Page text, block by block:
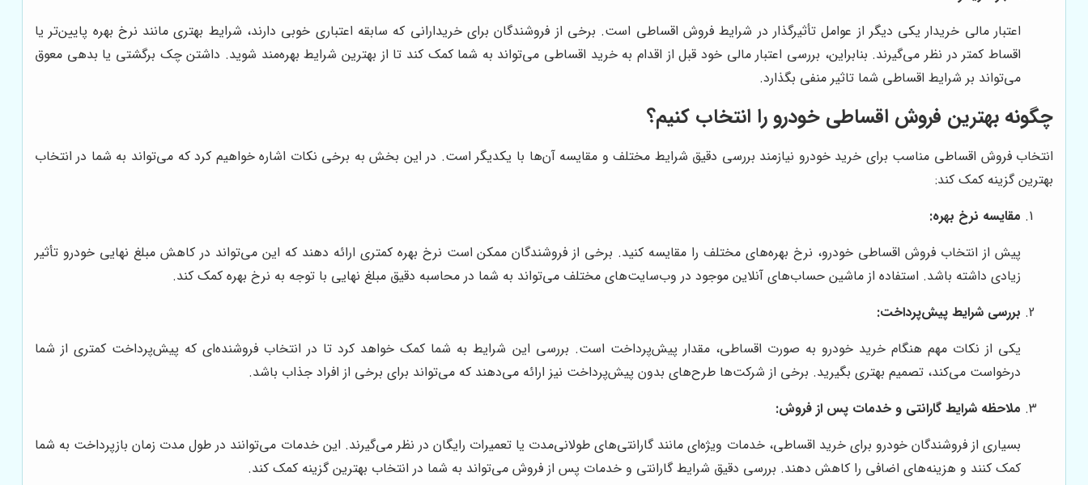
اعتبار مالی خریدار یکی دیگر از عوامل تأثیرگذار در شرایط فروش اقساطی است. برخی از فروشندگان برای خریدارانی که سابقه اعتباری خوبی دارند، شرایط بهتری مانند نرخ بهره پایین‌تر یا
اقساط کمتر در نظر می‌گیرند. بنابراین، بررسی اعتبار مالی خود قبل از اقدام به خرید اقساطی می‌تواند به شما کمک کند تا از بهترین شرایط بهره‌مند شوید. داشتن چک برگشتی یا بدهی معوق
می‌تواند بر شرایط اقساطی شما تاثیر منفی بگذارد.
چگونه بهترین فروش اقساطی خودرو را انتخاب کنیم؟
انتخاب فروش اقساطی مناسب برای خرید خودرو نیازمند بررسی دقیق شرایط مختلف و مقایسه آن‌ها با یکدیگر است. در این بخش به برخی نکات اشاره خواهیم کرد که می‌تواند به شما در انتخاب
بهترین گزینه کمک کند:
مقایسه نرخ بهره:
پیش از انتخاب فروش اقساطی خودرو، نرخ بهره‌های مختلف را مقایسه کنید. برخی از فروشندگان ممکن است نرخ بهره کمتری ارائه دهند که این می‌تواند در کاهش مبلغ نهایی خودرو تأثیر
زیادی داشته باشد. استفاده از ماشین حساب‌های آنلاین موجود در وب‌سایت‌های مختلف می‌تواند به شما در محاسبه دقیق مبلغ نهایی با توجه به نرخ بهره کمک کند.
بررسی شرایط پیش‌پرداخت:
یکی از نکات مهم هنگام خرید خودرو به صورت اقساطی، مقدار پیش‌پرداخت است. بررسی این شرایط به شما کمک خواهد کرد تا در انتخاب فروشنده‌ای که پیش‌پرداخت کمتری از شما
درخواست می‌کند، تصمیم بهتری بگیرید. برخی از شرکت‌ها طرح‌های بدون پیش‌پرداخت نیز ارائه می‌دهند که می‌تواند برای برخی از افراد جذاب باشد.
ملاحظه شرایط گارانتی و خدمات پس از فروش:
بسیاری از فروشندگان خودرو برای خرید اقساطی، خدمات ویژه‌ای مانند گارانتی‌های طولانی‌مدت یا تعمیرات رایگان در نظر می‌گیرند. این خدمات می‌توانند در طول مدت زمان بازپرداخت به شما
کمک کنند و هزینه‌های اضافی را کاهش دهند. بررسی دقیق شرایط گارانتی و خدمات پس از فروش می‌تواند به شما در انتخاب بهترین گزینه کمک کند.